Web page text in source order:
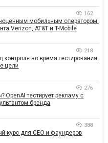
162
мобильным оператором:
Verizon, AT&T и T-Mobile
218
во время тестирования:
цели
276
OpenAI тестирует рекламу с
бренда
388
курс для CEO и фаундеров